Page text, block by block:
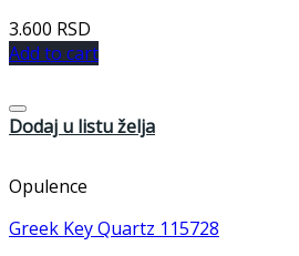
3.600 RSD
Add to cart
Dodaj u listu želja
Opulence
Greek Key Quartz 115728